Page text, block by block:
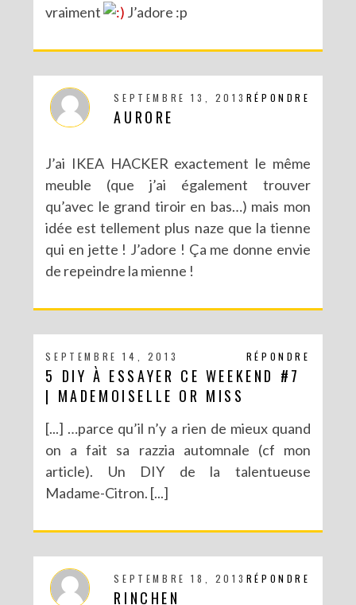
vraiment
J’adore :p
RÉPONDRE
SEPTEMBRE 13, 2013
AURORE
J’ai IKEA HACKER exactement le même
meuble (que j’ai également trouver
qu’avec le grand tiroir en bas…) mais mon
idée est tellement plus naze que la tienne
qui en jette ! J’adore ! Ça me donne envie
de repeindre la mienne !
RÉPONDRE
SEPTEMBRE 14, 2013
5 DIY À ESSAYER CE WEEKEND #7
| MADEMOISELLE OR MISS
[...] …parce qu’il n’y a rien de mieux quand
on a fait sa razzia automnale (cf mon
article). Un DIY de la talentueuse
Madame-Citron. [...]
RÉPONDRE
SEPTEMBRE 18, 2013
RINCHEN